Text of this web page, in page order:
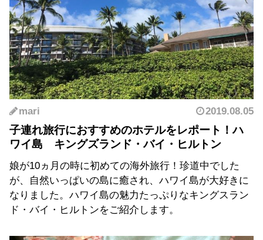
mari 2019.08.05
子連れ旅行におすすめのホテルをレポート！ハ
ワイ島 キングズランド・バイ・ヒルトン
娘が10ヵ月の時に初めての海外旅行！珍道中でした
が、自然いっぱいの島に癒され、ハワイ島が大好きに
なりました。ハワイ島の魅力たっぷりなキングスラン
ド・バイ・ヒルトンをご紹介します。